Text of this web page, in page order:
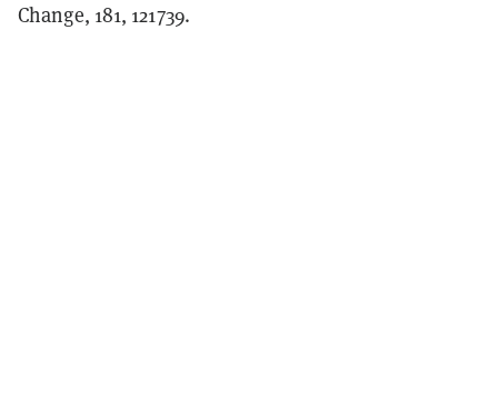
Change, 181, 121739.